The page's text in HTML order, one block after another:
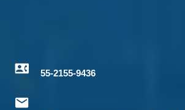
55-2155-9436